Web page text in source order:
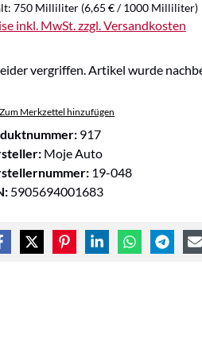
750 Milliliter (6,65 € / 1000 Milliliter)
inkl. MwSt. zzgl. Versandkosten
vergriffen. Artikel wurde
Zum Merkzettel hinzufügen
917
Moje Auto
19-048
5905694001683